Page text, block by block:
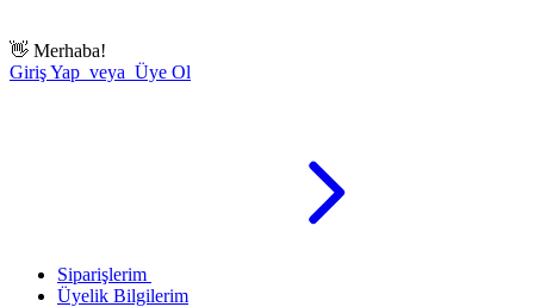
👋 Merhaba!
Giriş Yap veya Üye Ol
Siparişlerim
Üyelik Bilgilerim